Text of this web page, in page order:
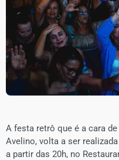
A festa retrô que é a cara
Avelino, volta a ser
a partir das 20h, no